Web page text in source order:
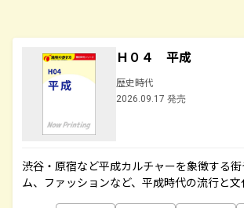
Ｈ０４ 平成
歴史時代
2026.09.17 発売
渋谷・原宿など平成カルチャーを象徴する
ム、ファッションなど、平成時代の流行と文